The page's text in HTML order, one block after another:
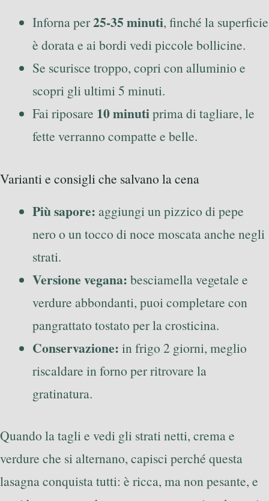
Inforna per25-35 minuti, finché la superficie
è dorata e ai bordi vedi piccole bollicine.
Se scurisce troppo, copri con alluminio e
scopri gli ultimi 5 minuti.
Fai riposare 10 minutiprima di tagliare, le
fette verranno compatte e belle.
Varianti e consigli che salvano la cena
Più sapore: aggiungi un pizzico di pepe
nero o un tocco di noce moscata anche negli
strati.
Versione vegana: besciamella vegetale e
verdure abbondanti, puoi completare con
pangrattato tostato per la crosticina.
Conservazione: in frigo 2 giorni, meglio
riscaldare in forno per ritrovare la
gratinatura.
Quando la tagli e vedi gli strati netti, crema e
verdure che si alternano, capisci perché questa
lasagna conquista tutti: è ricca, ma non pesante, e